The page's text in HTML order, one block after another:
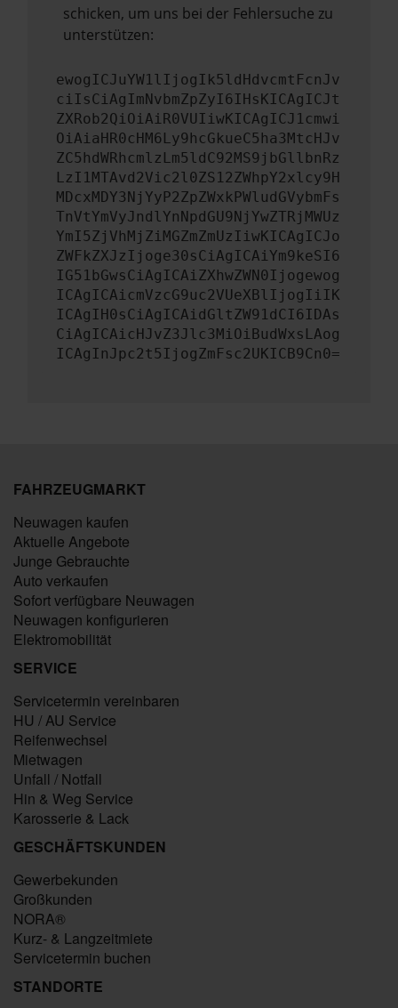
schicken, um uns bei der Fehlersuche zu
unterstützen:
ewogICJuYW1lIjogIk5ldHdvcmtFcnJv
ciIsCiAgImNvbmZpZyI6IHsKICAgICJt
ZXRob2QiOiAiR0VUIiwKICAgICJ1cmwi
OiAiaHR0cHM6Ly9hcGkueC5ha3MtcHJv
ZC5hdWRhcmlzLm5ldC92MS9jbGllbnRz
LzI1MTAvd2Vic2l0ZS12ZWhpY2xlcy9H
MDcxMDY3NjYyP2ZpZWxkPWludGVybmFs
TnVtYmVyJndlYnNpdGU9NjYwZTRjMWUz
YmI5ZjVhMjZiMGZmZmUzIiwKICAgICJo
ZWFkZXJzIjoge30sCiAgICAiYm9keSI6
IG51bGwsCiAgICAiZXhwZWN0Ijogewog
ICAgICAicmVzcG9uc2VUeXBlIjogIiIK
ICAgIH0sCiAgICAidGltZW91dCI6IDAs
CiAgICAicHJvZ3Jlc3MiOiBudWxsLAog
ICAgInJpc2t5IjogZmFsc2UKICB9Cn0=
FAHRZEUGMARKT
Neuwagen kaufen
Aktuelle Angebote
Junge Gebrauchte
Auto verkaufen
Sofort verfügbare Neuwagen
Neuwagen konfigurieren
Elektromobilität
SERVICE
Servicetermin vereinbaren
HU / AU Service
Reifenwechsel
Mietwagen
Unfall / Notfall
Hin & Weg Service
Karosserie & Lack
GESCHÄFTSKUNDEN
Gewerbekunden
Großkunden
NORA®
Kurz- & Langzeitmiete
Servicetermin buchen
STANDORTE